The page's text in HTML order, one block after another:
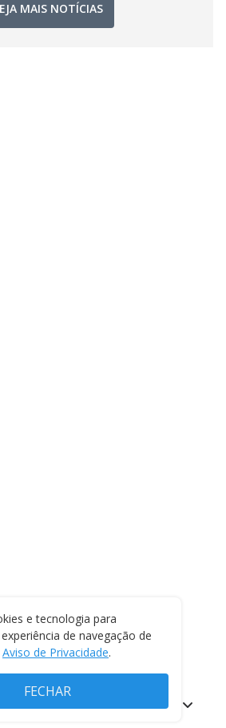
MAIS NOTÍCIAS
e tecnologia para
de navegação de
Aviso de Privacidade.
FECHAR